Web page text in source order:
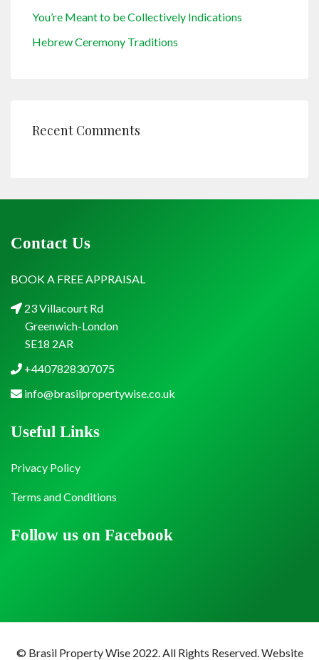
You’re Meant to be Collectively Indications
Hebrew Ceremony Traditions
Recent Comments
Contact Us
BOOK A FREE APPRAISAL
23 Villacourt Rd
Greenwich-London
SE18 2AR
+4407828307075
info@brasilpropertywise.co.uk
Follow us on Facebook
Useful Links
Privacy Policy
Terms and Conditions
© Brasil Property Wise 2022. All Rights Reserved.Website